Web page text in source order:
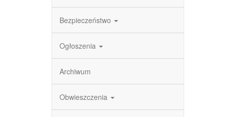
Bezpieczeństwo
Ogłoszenia
Archiwum
Obwieszczenia